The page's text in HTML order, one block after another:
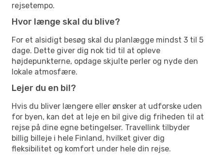
rejsetempo.
Hvor længe skal du blive?
For et alsidigt besøg skal du planlægge mindst 3 til 5
dage. Dette giver dig nok tid til at opleve
højdepunkterne, opdage skjulte perler og nyde den
lokale atmosfære.
Lejer du en bil?
Hvis du bliver længere eller ønsker at udforske uden
for byen, kan det at leje en bil give dig friheden til at
rejse på dine egne betingelser. Travellink tilbyder
billig billeje i hele Finland, hvilket giver dig
fleksibilitet og komfort under hele din rejse.